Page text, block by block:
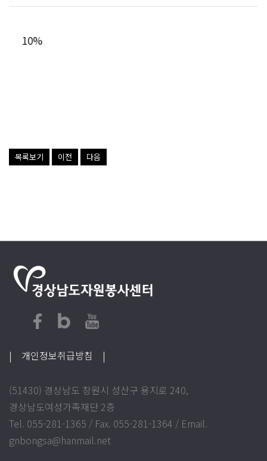
10%
목록보기 이전 다음
| 개인정보취급방침 |
(51430) 경상남도 창원시 성산구 용지로 240,
경상남도여성가족재단 2층
Tel. 055-281-1365 / Fax. 055-281-1364 / Email.
gnbongsa@hanmail.net